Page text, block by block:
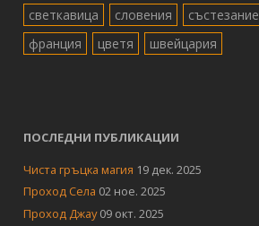
светкавица
словения състезание
франция
цветя швейцария
ПОСЛЕДНИ ПУБЛИКАЦИИ
Чиста гръцка магия 19 дек. 2025
Проход Села 02 ное. 2025
Проход Джау 09 окт. 2025